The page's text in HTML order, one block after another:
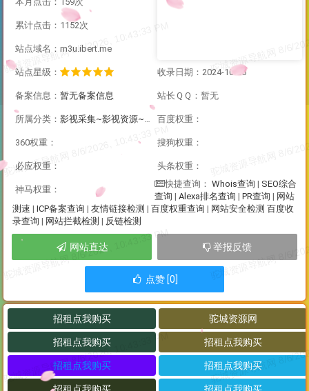
累计点击：1152次
站点域名：m3u.ibert.me
站点星级： 收录日期：2024-10-26
备案信息： 暂无备案信息 站长ＱＱ：暂无
所属分类： 影视采集~影视资源~直播资源 百度权重：
360权重： 搜狗权重：
必应权重： 头条权重：
神马权重：
快捷查询： Whois查询 | SEO综合
查询 | Alexa排名查询 | PR查询 | 网站
测速 | ICP备案查询 | 友情链接检测 | 百度权重查询 | 网站安全检测 百度收
录查询 | 网站拦截检测 | 反链检测
网站直达 举报反馈
点赞 [0]